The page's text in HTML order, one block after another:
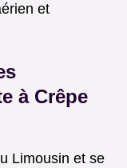
et
à Crêpe
Limousin et se